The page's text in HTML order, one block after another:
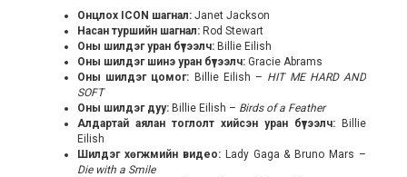
Онцлох ICON шагнал:Janet Jackson
Насан туршийн шагнал:Rod Stewart
Оны шилдэг уран бүтээлч:Billie Eilish
Оны шилдэг шинэ уран бүтээлч:Gracie Abrams
Оны шилдэг цомог: Billie Eilish – HIT ME HARD AND
SOFT
Оны шилдэг дуу:Billie Eilish – Birds of a Feather
Алдартай аялан тоглолт хийсэн уран бүтээлч: Billie
Eilish
Шилдэг хөгжмийн видео:Lady Gaga & Bruno Mars –
Die with a Smile